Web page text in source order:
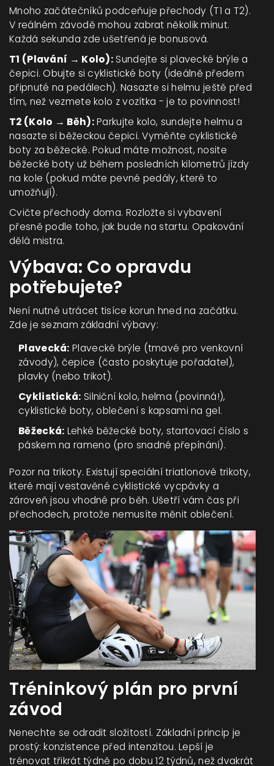
Mnoho začátečníků podceňuje přechody (T1 a T2).
V reálném závodě mohou zabrat několik minut.
Každá sekunda zde ušetřená je bonusová.
T1 (Plavání → Kolo): Sundejte si plavecké brýle a
čepici. Obujte si cyklistické boty (ideálně předem
připnuté na pedálech). Nasazte si helmu ještě před
tím, než vezmete kolo z vozítka - je to povinnost!
T2 (Kolo → Běh):Parkujte kolo, sundejte helmu a
nasazte si běžeckou čepici. Vyměňte cyklistické
boty za běžecké. Pokud máte možnost, nosite
běžecké boty už během posledních kilometrů jízdy
na kole (pokud máte pevné pedály, které to
umožňují).
Cvičte přechody doma. Rozložte si vybavení
přesně podle toho, jak bude na startu. Opakování
dělá mistra.
Výbava: Co opravdu
potřebujete?
Není nutné utrácet tisíce korun hned na začátku.
Zde je seznam základní výbavy:
Plavecká: Plavecké brýle (tmavé pro venkovní
závody), čepice (často poskytuje pořadatel),
plavky (nebo trikot).
Cyklistická: Silniční kolo, helma (povinná!),
cyklistické boty, oblečení s kapsami na gel.
Běžecká: Lehké běžecké boty, startovací číslo s
páskem na rameno (pro snadné přepínání).
Pozor na trikoty. Existují speciální triatlonové trikoty,
které mají vestavěné cyklistické vycpávky a
zároveň jsou vhodné pro běh. Ušetří vám čas při
přechodech, protože nemusíte měnit oblečení.
Tréninkový plán pro první
závod
Nenechte se odradit složitostí. Základní princip je
prostý: konzistence před intenzitou. Lepší je
trénovat třikrát týdně po dobu 12 týdnů, než dvakrát